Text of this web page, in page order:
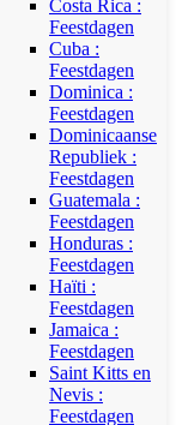
Costa Rica :
Feestdagen
Cuba :
Feestdagen
Dominica :
Feestdagen
Dominicaanse
Republiek :
Feestdagen
Guatemala :
Feestdagen
Honduras :
Feestdagen
Haïti :
Feestdagen
Jamaica :
Feestdagen
Saint Kitts en
Nevis :
Feestdagen